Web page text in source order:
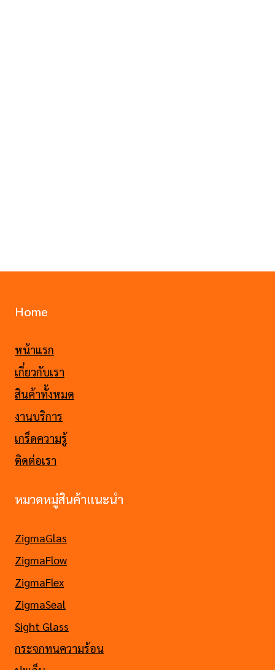
Home
หน้าแรก
เกี่ยวกับเรา
สินค้าทั้งหมด
งานบริการ
เกร็ดความรู้
ติดต่อเรา
หมวดหมู่สินค้าแนะนำ
ZigmaGlas
ZigmaFlow
ZigmaFlex
ZigmaSeal
Sight Glass
กระจกทนความร้อน